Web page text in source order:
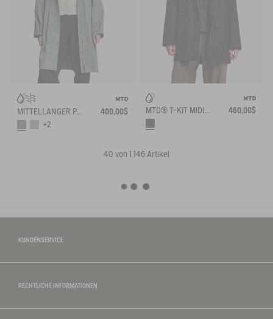
MITTELLANGER PARKA MIT VERSTELLBARER TAILLE MTD®
400,00$
+2
460,00$
40 von 1.146 Artikel
KUNDENSERVICE
RECHTLICHE INFORMATIONEN